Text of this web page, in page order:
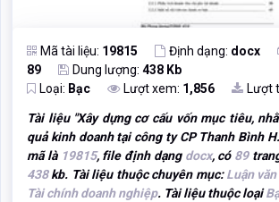
Mã tài liệu: 19815 Định dạng: docx
89
Dung lượng: 438 Kb
Loại: Bạc Lượt xem: 1,856 Lượt
Tài liệu "Xây dựng cơ cấu vốn mục tiêu,
quả kinh doanh tại công ty CP Thanh Bình
mã là 19815, file định dạng docx, có 89
438kb. Tài liệu thuộc chuyên mục:Luận
Tài chính doanh nghiệp. Tài liệu thuộc loại